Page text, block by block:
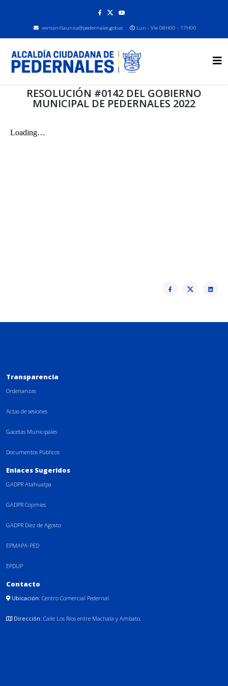
ventanillaunica@pedernales.gob.ec Lun - Vie 08H00 - 17H00
RESOLUCIÓN #0142 DEL GOBIERNO
MUNICIPAL DE PEDERNALES 2022
Transparencia
Ordenanzas
Actas de sesiones
Gacetas Municipales
Documentos Públicos
Enlaces Sugeridos
GADPR Atahualpa
GADPR Cojimíes
GADPR Diez de Agosto
EPMAPA-PED
EPDUP
Contacto
Ubicación: Centro Comercial Pedernal.
Dirección: Calle Los Ríos entre Machala y Ambato.